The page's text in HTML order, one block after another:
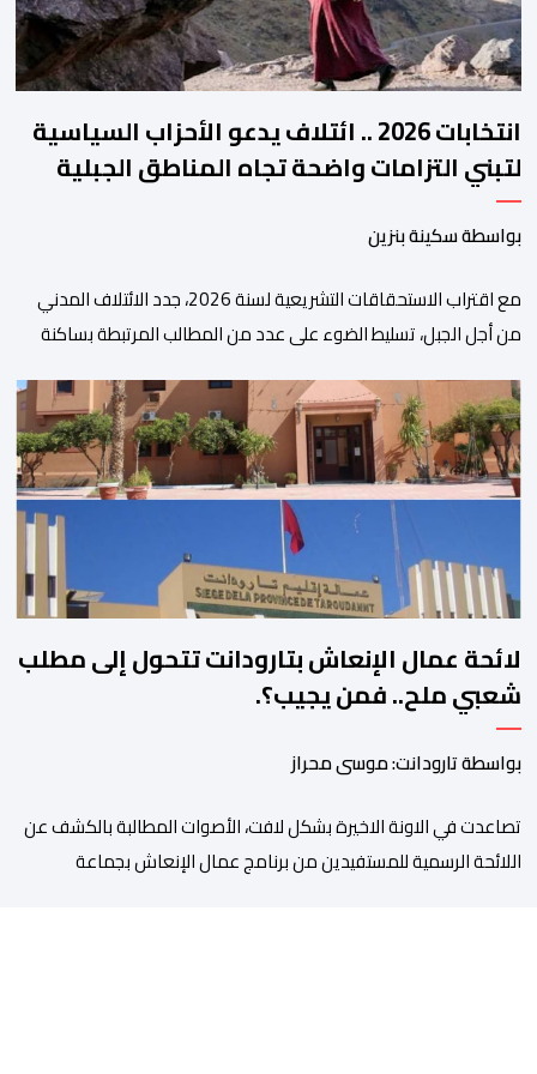
انتخابات 2026 .. ائتلاف يدعو الأحزاب السياسية
لتبني التزامات واضحة تجاه المناطق الجبلية
بواسطة سكينة بنزين
مع اقتراب الاستحقاقات التشريعية لسنة 2026، جدد الائتلاف المدني
من أجل الجبل، تسليط الضوء على عدد من المطالب المرتبطة بساكنة
فيها الأحزاب السياسية، إلى ادراج 10 التزامات ضمن برامجها الانتخابية
المنتظرة، في إطار تعاقد سياسي مع المناطق الجبلية والانتقال من
الوعود الانتخابية إلى التزامات عملية […]
لائحة عمال الإنعاش بتارودانت تتحول إلى مطلب
شعبي ملح.. فمن يجيب؟.
بواسطة تارودانت: موسى محراز
تصاعدت في الاونة الاخيرة بشكل لافت، الأصوات المطالبة بالكشف عن
اللائحة الرسمية للمستفيدين من برنامج عمال الإنعاش بجماعة